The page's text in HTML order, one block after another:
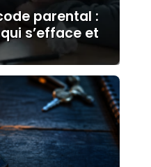
parental :
s’efface et